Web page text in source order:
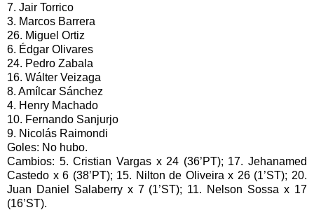
7. Jair Torrico
3. Marcos Barrera
26. Miguel Ortiz
6. Édgar Olivares
24. Pedro Zabala
16. Wálter Veizaga
8. Amílcar Sánchez
4. Henry Machado
10. Fernando Sanjurjo
9. Nicolás Raimondi
Goles: No hubo.
Cambios: 5. Cristian Vargas x 24 (36’PT); 17. Jehanamed
Castedo x 6 (38’PT); 15. Nilton de Oliveira x 26 (1’ST); 20.
Juan Daniel Salaberry x 7 (1’ST); 11. Nelson Sossa x 17
(16’ST).